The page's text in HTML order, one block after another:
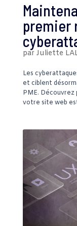
premier
par Juliette
Les
et ciblent
PME. Découvrez
votre site web